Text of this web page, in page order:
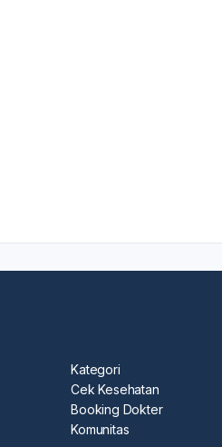
Kategori
Cek Kesehatan
Booking Dokter
Komunitas